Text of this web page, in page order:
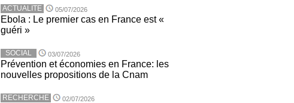
ACTUALITE 05/07/2026
Ebola : Le premier cas en France est «
guéri »
SOCIAL 03/07/2026
Prévention et économies en France: les
nouvelles propositions de la Cnam
RECHERCHE 02/07/2026